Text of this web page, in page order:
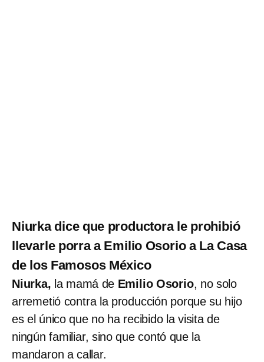
Niurka dice que productora le prohibió
llevarle porra a Emilio Osorio a La Casa
de los Famosos México
Niurka, la mamá de Emilio Osorio, no solo
arremetió contra la producción porque su hijo
es el único que no ha recibido la visita de
ningún familiar, sino que contó que la
mandaron a callar.